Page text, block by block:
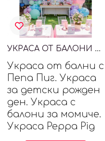
УКРАСА ОТ БАЛОНИ С PEPPA PIG, ПЕПА ПИГ
Украса от бални с
Пепа Пиг. Украса
за детски рожден
ден. Украса с
балони за момиче.
Украса Peppa Pig